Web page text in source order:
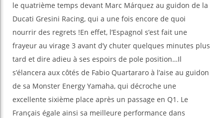
le quatrième temps devant Marc Márquez au guidon de la
Ducati Gresini Racing, qui a une fois encore de quoi
nourrir des regrets !En effet, l’Espagnol s’est fait une
frayeur au virage 3 avant d’y chuter quelques minutes plus
tard et dire adieu à ses espoirs de pole position…Il
s’élancera aux côtés de Fabio Quartararo à l’aise au guidon
de sa Monster Energy Yamaha, qui décroche une
excellente sixième place après un passage en Q1. Le
Français égale ainsi sa meilleure performance dans